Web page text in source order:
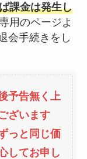
課金は発生し
用のページよ
会手続きをし
予告無く上
ざいます
っと同じ価
してお申し